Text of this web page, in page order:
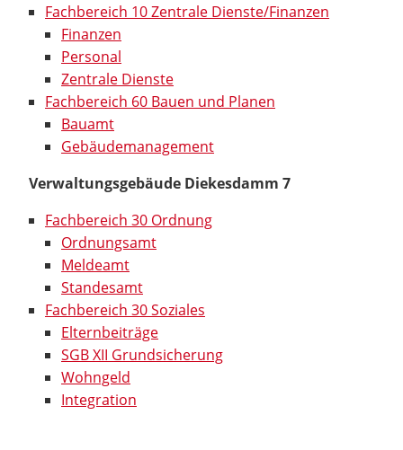
Fachbereich 10 Zentrale Dienste/Finanzen
Finanzen
Personal
Zentrale Dienste
Fachbereich 60 Bauen und Planen
Bauamt
Gebäudemanagement
Verwaltungsgebäude Diekesdamm 7
Fachbereich 30 Ordnung
Ordnungsamt
Meldeamt
Standesamt
Fachbereich 30 Soziales
Elternbeiträge
SGB XII Grundsicherung
Wohngeld
Integration